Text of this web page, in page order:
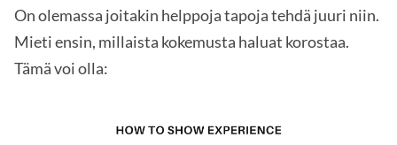
On olemassa joitakin helppoja tapoja tehdä juuri niin.
Mieti ensin, millaista kokemusta haluat korostaa.
Tämä voi olla: